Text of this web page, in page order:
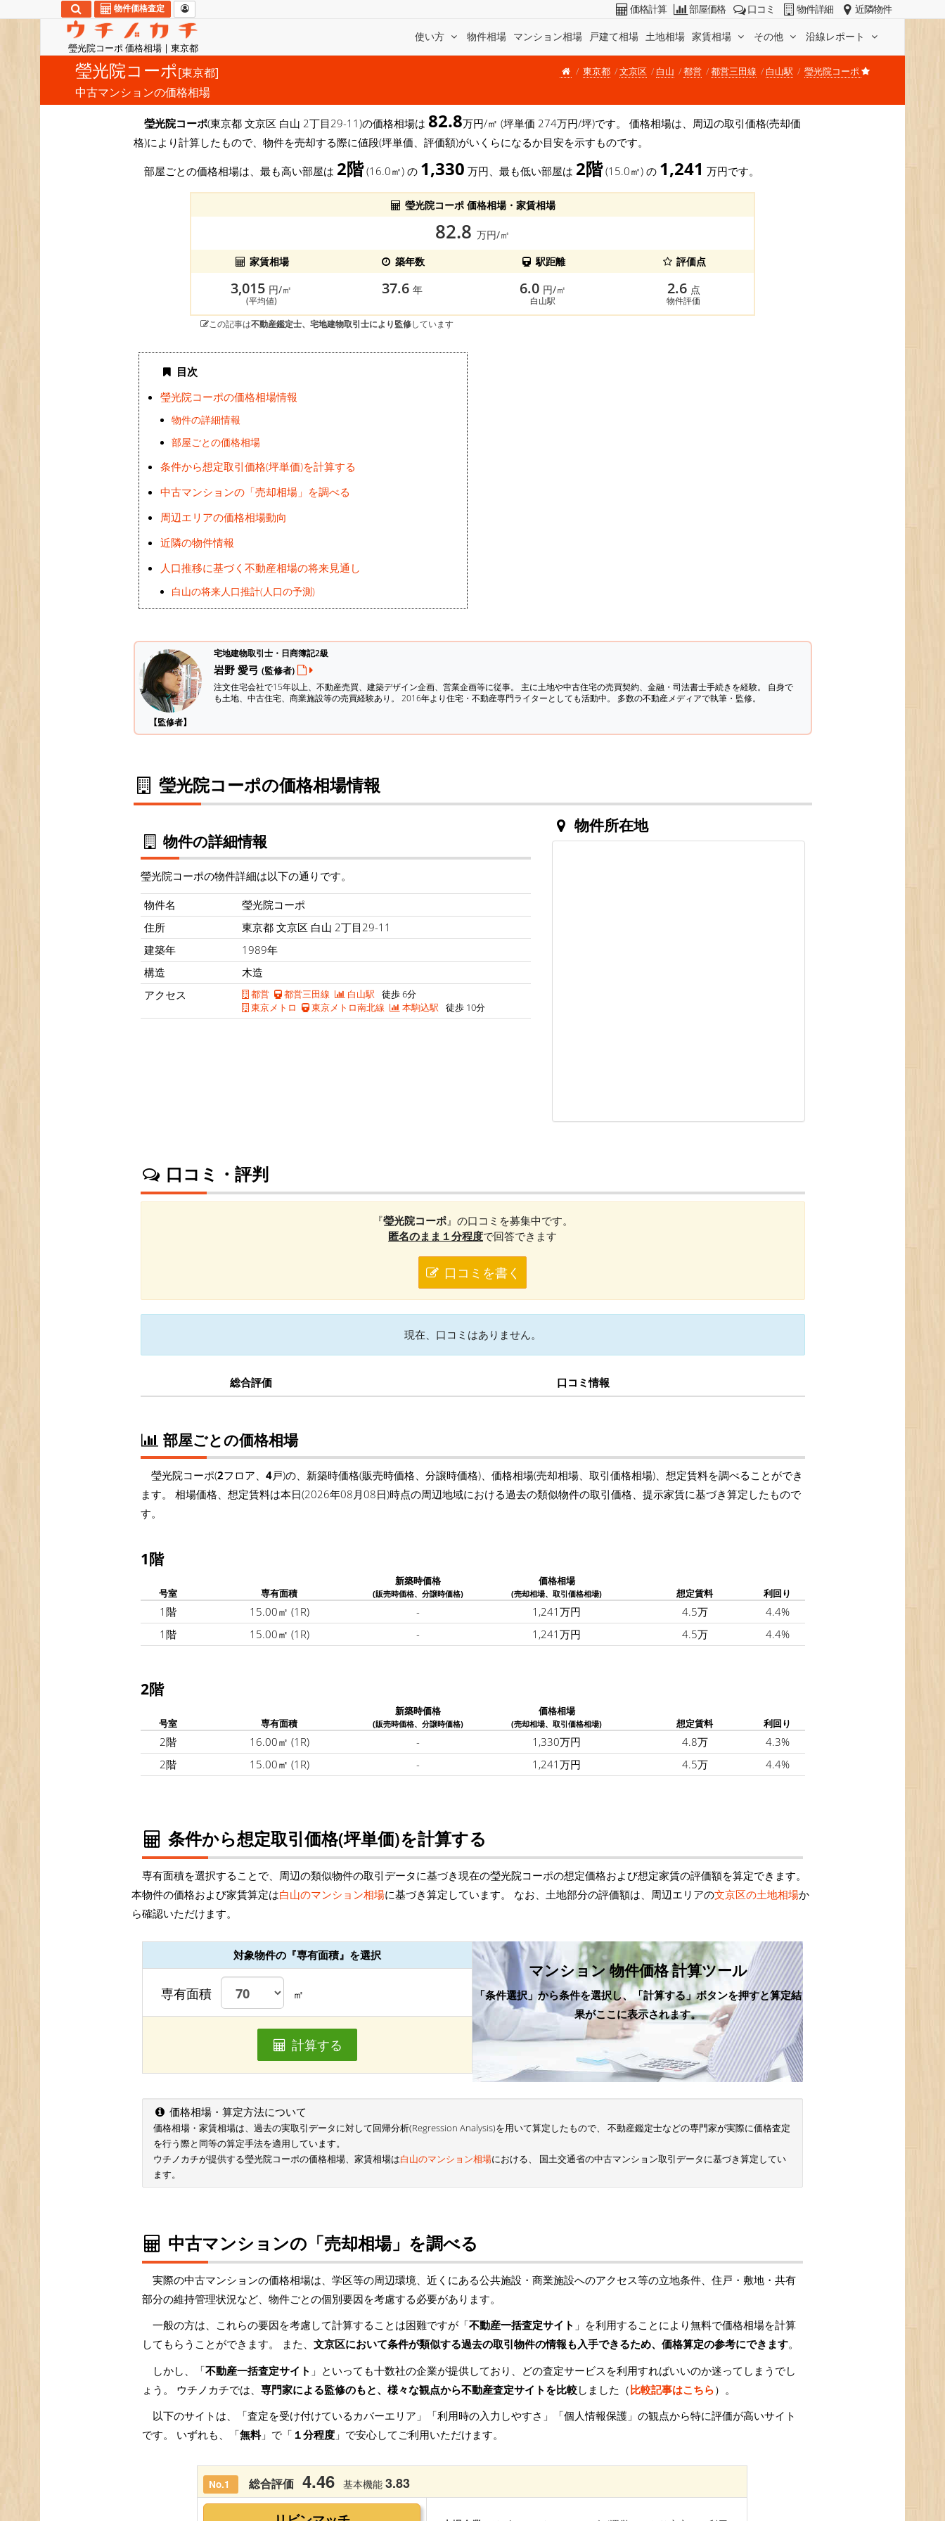
瑩光院コーポ 価格相場 | 東京都
使い方 物件相場 マンション相場 戸建て相場 土地相場 家賃相場 その他 沿線レポート
物件価格査定 価格計算 部屋価格 口コミ 物件詳細 近隣物件
瑩光院コーポ[東京都]
中古マンションの価格相場
東京都 文京区 白山 都営 都営三田線 白山駅 瑩光院コーポ
瑩光院コーポ(東京都 文京区 白山 2丁目29-11)の価格相場は 82.8万円/㎡ (坪単価 274万円/坪)です。 価格相場は、周辺の取引価格(売却価
格)により計算したもので、物件を売却する際に値段(坪単価、評価額)がいくらになるか目安を示すものです。
部屋ごとの価格相場は、最も高い部屋は 2階(16.0㎡) の 1,330 万円、最も低い部屋は 2階(15.0㎡) の 1,241 万円です。
瑩光院コーポ 価格相場・家賃相場
82.8 万円/㎡
家賃相場
築年数 駅距離 評価点
3,015 円/㎡
(平均値)
37.6 年 6.0 円/㎡
白山駅
2.6 点
物件評価
この記事は不動産鑑定士、宅地建物取引士により監修しています
目次
瑩光院コーポの価格相場情報
物件の詳細情報
部屋ごとの価格相場
条件から想定取引価格(坪単価)を計算する
中古マンションの「売却相場」を調べる
周辺エリアの価格相場動向
近隣の物件情報
人口推移に基づく不動産相場の将来見通し
白山の将来人口推計(人口の予測)
【監修者】
宅地建物取引士・日商簿記2級
岩野 愛弓 (監修者)
注文住宅会社で15年以上、不動産売買、建築デザイン企画、営業企画等に従事。 主に土地や中古住宅の売買契約、金融・司法書士手続きを経験。 自身で
も土地、中古住宅、商業施設等の売買経験あり。 2016年より住宅・不動産専門ライターとしても活動中。 多数の不動産メディアで執筆・監修。
瑩光院コーポの価格相場情報
物件の詳細情報
瑩光院コーポの物件詳細は以下の通りです。
物件名
瑩光院コーポ
住所
東京都 文京区 白山 2丁目29-11
建築年
1989年
構造
木造
アクセス
都営 都営三田線 白山駅 徒歩 6分
東京メトロ
東京メトロ南北線 本駒込駅 徒歩 10分
物件所在地
口コミ・評判
『瑩光院コーポ』の口コミを募集中です。
匿名のまま１分程度で回答できます
口コミを書く
現在、口コミはありません。
総合評価 口コミ情報
部屋ごとの価格相場
瑩光院コーポ(2フロア、 4戸)の、新築時価格(販売時価格、分譲時価格)、価格相場(売却相場、取引価格相場)、想定賃料を調べることができ
ます。 相場価格、想定賃料は本日(2026年08月08日)時点の周辺地域における過去の類似物件の取引価格、提示家賃に基づき算定したもので
す。
1階
号室 専有面積
新築時価格
(販売時価格、分譲時価格)
価格相場
(売却相場、取引価格相場) 想定賃料 利回り
1階 15.00㎡ (1R) - 1,241万円 4.5万
4.4%
1階
15.00㎡ (1R) - 1,241万円 4.5万 4.4%
2階
号室 専有面積
新築時価格
(販売時価格、分譲時価格)
価格相場
(売却相場、取引価格相場) 想定賃料 利回り
2階 16.00㎡ (1R) - 1,330万円 4.8万
4.3%
2階
15.00㎡ (1R) - 1,241万円 4.5万 4.4%
条件から想定取引価格(坪単価)を計算する
専有面積を選択することで、周辺の類似物件の取引データに基づき現在の瑩光院コーポの想定価格および想定家賃の評価額を算定できます。
本物件の価格および家賃算定は白山のマンション相場に基づき算定しています。 なお、土地部分の評価額は、周辺エリアの文京区の土地相場か
ら確認いただけます。
対象物件の『専有面積』を選択
専有面積 ㎡
計算する
マンション 物件価格 計算ツール
「条件選択」から条件を選択し、「計算する」ボタンを押すと算定結
果がここに表示されます。
価格相場・算定方法について
価格相場・家賃相場は、過去の実取引データに対して回帰分析(Regression Analysis)を用いて算定したもので、 不動産鑑定士などの専門家が実際に価格査定
を行う際と同等の算定手法を適用しています。
ウチノカチが提供する瑩光院コーポの価格相場、家賃相場は白山のマンション相場における、 国土交通省の中古マンション取引データに基づき算定してい
ます。
中古マンションの「売却相場」を調べる
実際の中古マンションの価格相場は、学区等の周辺環境、近くにある公共施設・商業施設へのアクセス等の立地条件、住戸・敷地・共有
部分の維持管理状況など、物件ごとの個別要因を考慮する必要があります。
一般の方は、これらの要因を考慮して計算することは困難ですが「不動産一括査定サイト 」を利用することにより無料で価格相場を計算
してもらうことができます。 また、 文京区において条件が類似する過去の取引物件の情報も入手できるため、価格算定の参考にできます。
しかし、「不動産一括査定サイト 」といっても十数社の企業が提供しており、どの査定サービスを利用すればいいのか迷ってしまうでし
ょう。 ウチノカチでは、 専門家による監修のもと、様々な観点から不動産査定サイトを比較しました（比較記事はこちら）。
以下のサイトは、「査定を受け付けているカバーエリア」「利用時の入力しやすさ」「個人情報保護」の観点から特に評価が高いサイト
です。 いずれも、「無料」で「 １分程度 」で安心してご利用いただけます。